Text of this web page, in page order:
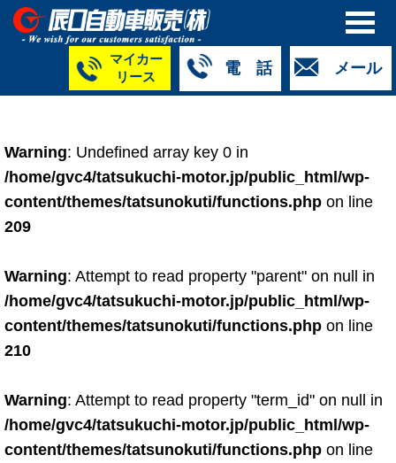
メール
電 話
4427
050-5268-
8009
2318
0024
2424
4430
マイカー
リース
Warning: Undefined array key 0 in
/home/gvc4/tatsukuchi-motor.jp/public_html/wp-
content/themes/tatsunokuti/functions.php on line
209
Warning: Attempt to read property "parent" on null in
/home/gvc4/tatsukuchi-motor.jp/public_html/wp-
content/themes/tatsunokuti/functions.php on line
210
Warning: Attempt to read property "term_id" on null in
/home/gvc4/tatsukuchi-motor.jp/public_html/wp-
content/themes/tatsunokuti/functions.php on line